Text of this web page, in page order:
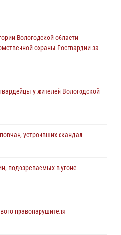
Вологодской области
охраны Росгвардии за
у жителей Вологодской
устроивших скандал
подозреваемых в угоне
правонарушителя